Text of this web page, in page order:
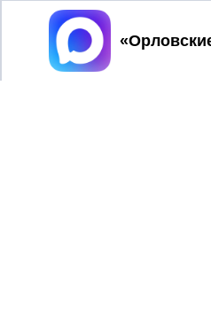
Принять